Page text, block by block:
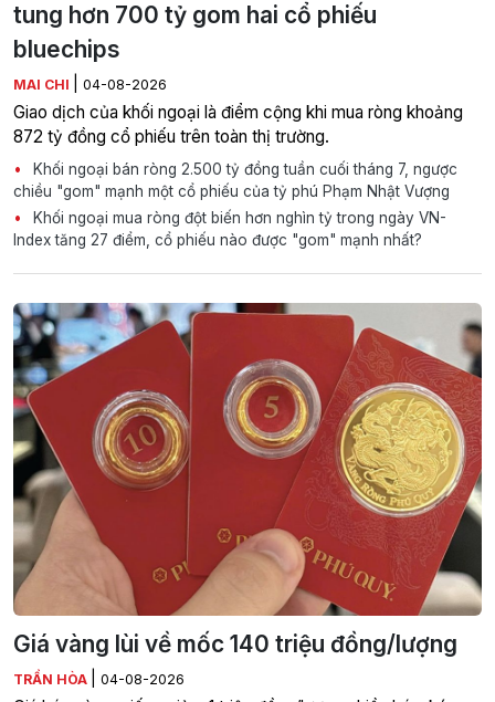
tung hơn 700 tỷ gom hai cổ phiếu
bluechips
MAI CHI 04-08-2026
Giao dịch của khối ngoại là điểm cộng khi mua ròng khoảng
872 tỷ đồng cổ phiếu trên toàn thị trường.
Khối ngoại bán ròng 2.500 tỷ đồng tuần cuối tháng 7, ngược
chiều "gom" mạnh một cổ phiếu của tỷ phú Phạm Nhật Vượng
Khối ngoại mua ròng đột biến hơn nghìn tỷ trong ngày VN-
Index tăng 27 điểm, cổ phiếu nào được "gom" mạnh nhất?
Giá vàng lùi về mốc 140 triệu đồng/lượng
TRẦN HÒA 04-08-2026